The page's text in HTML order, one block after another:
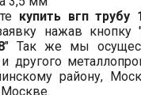
купить вгп трубу
нажав кнопку
" Так же мы
и другого
району,
Москве.